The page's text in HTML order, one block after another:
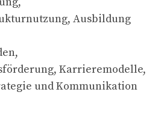
Ausbildung
Karrieremodelle,
und Kommunikation